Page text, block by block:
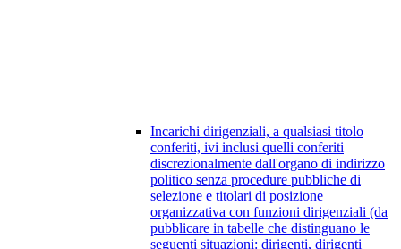
Incarichi dirigenziali, a qualsiasi titolo
conferiti, ivi inclusi quelli conferiti
discrezionalmente dall'organo di indirizzo
politico senza procedure pubbliche di
selezione e titolari di posizione
organizzativa con funzioni dirigenziali (da
pubblicare in tabelle che distinguano le
seguenti situazioni: dirigenti, dirigenti